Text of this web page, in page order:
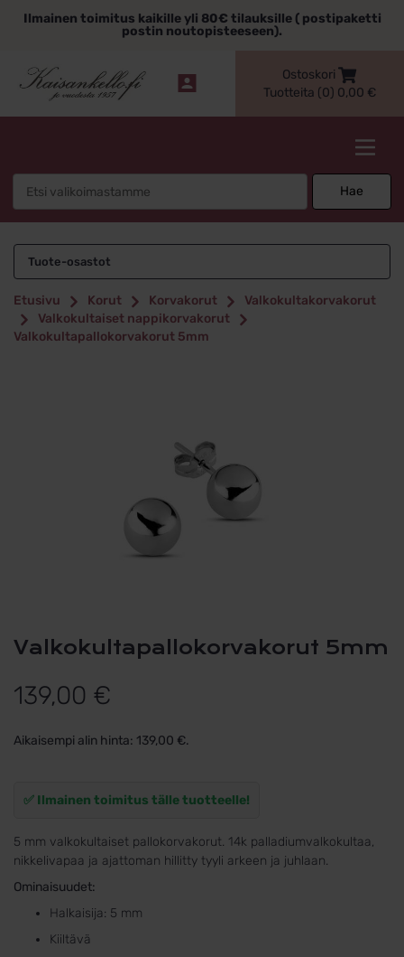
sisältöönIlmainen toimitus kaikille yli 80€ tilauksille ( postipaketti
postin noutopisteeseen).
Ostoskori
Tuotteita (0) 0,00 €
Hae
Tuote-osastot
Etusivu Korut Korvakorut
Valkokultakorvakorut
Valkokultaiset nappikorvakorut
Valkokultapallokorvakorut 5mm
Valkokultapallokorvakorut 5mm
139,00 €
Aikaisempi alin hinta: 139,00 €.
✅ Ilmainen toimitus tälle tuotteelle!
5 mm valkokultaiset pallokorvakorut. 14k palladiumvalkokultaa,
nikkelivapaa ja ajattoman hillitty tyyli arkeen ja juhlaan.
Ominaisuudet:
Halkaisija: 5 mm
Kiiltävä